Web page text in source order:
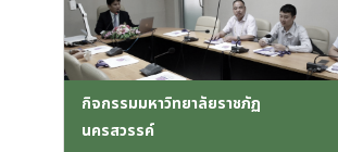
กิจกรรมมหาวิทยาลัยราชภัฏ
นครสวรรค์